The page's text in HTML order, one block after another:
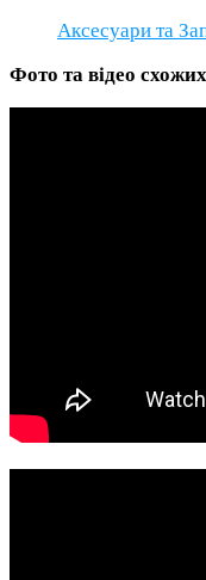
Аксесуари та
Фото та відео